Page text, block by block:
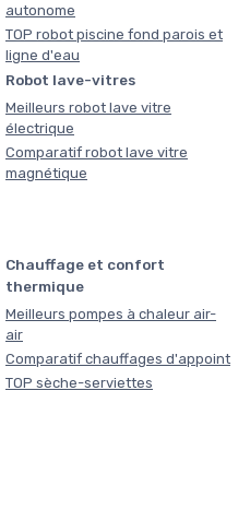
autonome
TOP robot piscine fond parois et
ligne d'eau
Robot lave-vitres
Meilleurs robot lave vitre
électrique
Comparatif robot lave vitre
magnétique
Chauffage et confort
thermique
Meilleurs pompes à chaleur air-
air
Comparatif chauffages d'appoint
TOP sèche-serviettes